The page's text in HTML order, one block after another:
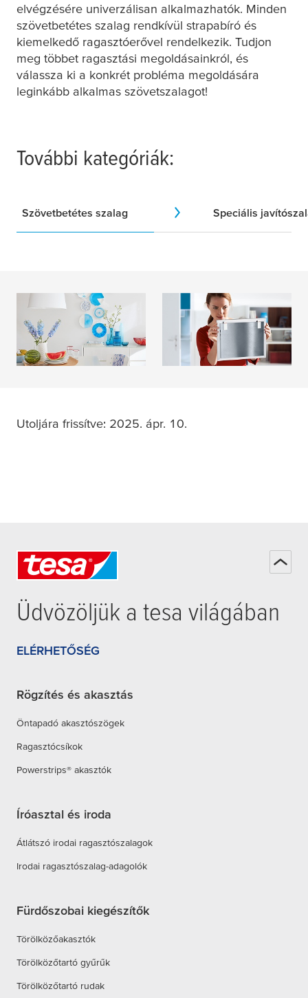
elvégzésére univerzálisan alkalmazhatók. Minden
szövetbetétes szalag rendkívül strapabíró és
kiemelkedő ragasztóerővel rendelkezik. Tudjon
meg többet ragasztási megoldásainkról, és
válassza ki a konkrét probléma megoldására
leginkább alkalmas szövetszalagot!
További kategóriák:
Szövetbetétes szalag Speciális
Kreatív ötletek
BŐVEBBEN
Iroda és otthon
BŐVEBBEN
Utoljára frissítve: 2025. ápr. 10.
Üdvözöljük a tesa világában
ELÉRHETŐSÉG
Rögzítés és akasztás
Öntapadó akasztószögek
Ragasztócsíkok
Powerstrips® akasztók
Íróasztal és iroda
Átlátszó irodai ragasztószalagok
Irodai ragasztószalag-adagolók
Fürdőszobai kiegészítők
Törölközőakasztók
Törölközőtartó gyűrűk
Törölközőtartó rudak